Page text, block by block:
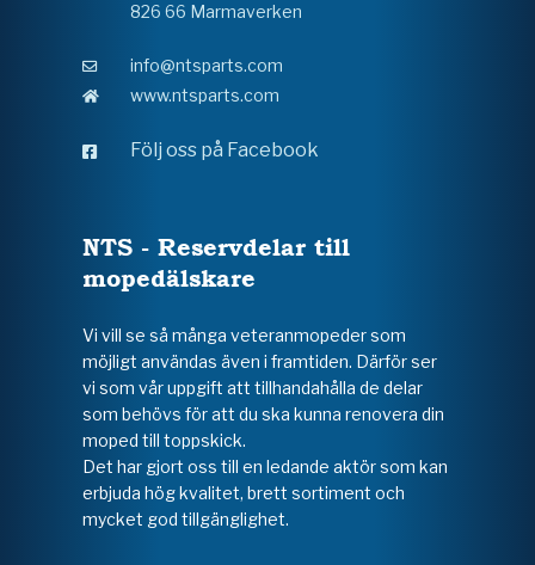
826 66 Marmaverken
info@ntsparts.com
www.ntsparts.com
Följ oss på Facebook
NTS - Reservdelar till
mopedälskare
Vi vill se så många veteranmopeder som
möjligt användas även i framtiden. Därför ser
vi som vår uppgift att tillhandahålla de delar
som behövs för att du ska kunna renovera din
moped till toppskick.
Det har gjort oss till en ledande aktör som kan
erbjuda hög kvalitet, brett sortiment och
mycket god tillgänglighet.